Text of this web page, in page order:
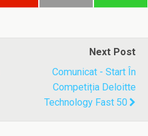
Next Post
Comunicat - Start În
Competiția Deloitte
Technology Fast 50